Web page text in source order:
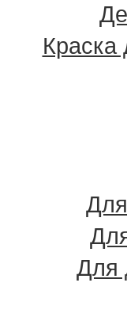
Краска
Для